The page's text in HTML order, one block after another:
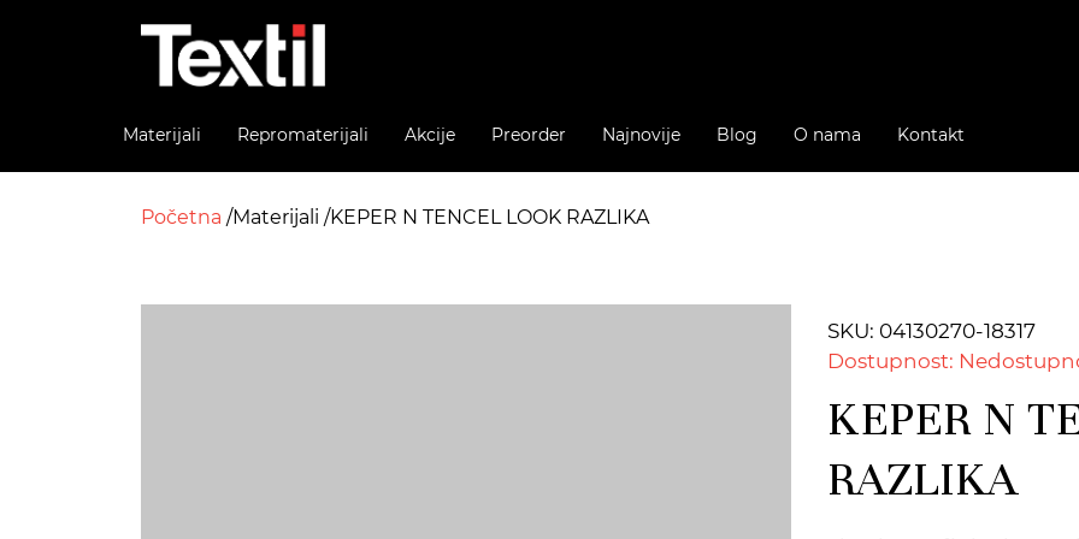
Materijali Repromaterijali Akcije Preorder Najnovije Blog O nama Kontakt
Početna Materijali KEPER N TENCEL LOOK RAZLIKA
SKU: 04130270-18317
Dostupnost:
KEPER N
RAZLIKA